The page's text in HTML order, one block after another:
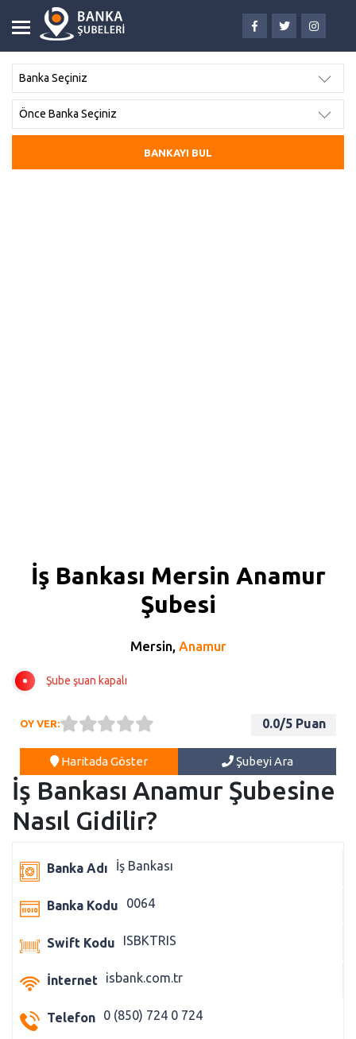
İş Bankası Mersin Anamur
Şubesi
Mersin, Anamur
Şube şuan kapalı
OY VER: 0.0/5 Puan
Haritada Göster Şubeyi Ara
İş Bankası Anamur Şubesine
Nasıl Gidilir?
Banka Adı İş Bankası
Banka Kodu 0064
Swift Kodu ISBKTRIS
İnternet isbank.com.tr
Telefon 0 (850) 724 0 724